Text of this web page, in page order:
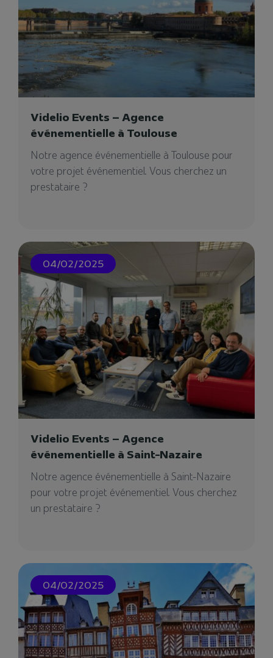
Videlio Events – Agence
événementielle à Toulouse
Notre agence événementielle à Toulouse pour
votre projet événementiel. Vous cherchez un
prestataire ?
04/02/2025
Videlio Events – Agence
événementielle à Saint-Nazaire
Notre agence événementielle à Saint-Nazaire
pour votre projet événementiel. Vous cherchez
un prestataire ?
04/02/2025
Videlio équipe toute la partie audiovisuelle du
concept store de Bouygues Immobilier dans
l'aménagement de ses...
04/08/2023
L'hôtel Martinez transforme sa ballroom en
espace immersif à 360° avec l’intégration de
vidéo projecteurs
04/08/2023
MMA GP
augmentée lors...
29/06/2023